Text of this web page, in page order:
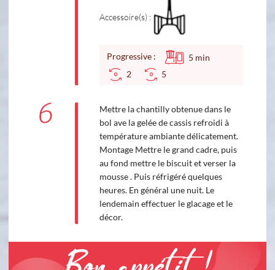
Accessoire(s) :
Progressive : 5 min
2
5
6
Mettre la chantilly obtenue dans le
bol ave la gelée de cassis refroidi à
température ambiante délicatement.
Montage Mettre le grand cadre, puis
au fond mettre le biscuit et verser la
mousse . Puis réfrigéré quelques
heures. En général une nuit. Le
lendemain effectuer le glacage et le
décor.